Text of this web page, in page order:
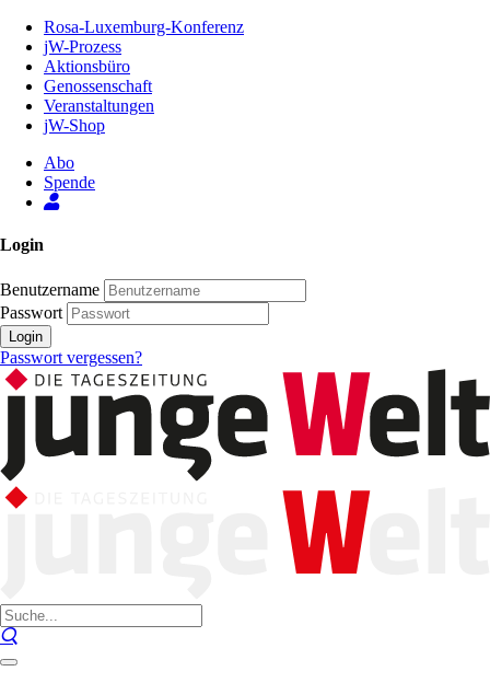
Inhalt
Seite
Rosa-Luxemburg-Konferenz
jW-Prozess
Aktionsbüro
Genossenschaft
Veranstaltungen
jW-Shop
Abo
Spende
Login
Benutzername
Passwort
Login
Passwort vergessen?